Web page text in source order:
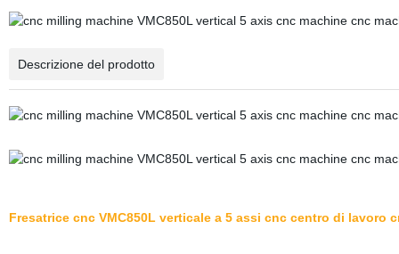
Descrizione del prodotto
Fresatrice cnc VMC850L verticale a 5 assi cnc centro di lavoro